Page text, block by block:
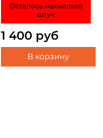
Осталось несколько
штук
1 400 руб
В корзину